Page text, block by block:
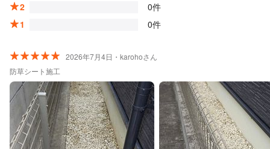
2
0件
1
0件
2026年7月4日・karohoさん
防草シート施工